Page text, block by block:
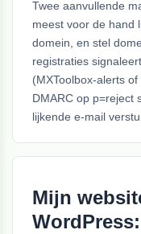
Twee aanvullende
meest voor de hand
domein, en stel
registraties
(MXToolbox-alerts
DMARC op p=reject
lijkende e-mail
Mijn